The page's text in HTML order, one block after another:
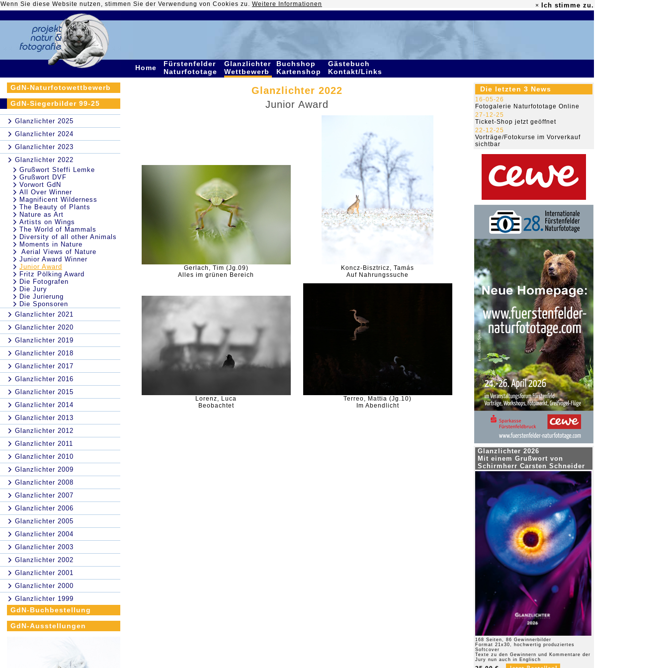
Wenn Sie diese Website nutzen, stimmen Sie der Verwendung von Cookies zu. Weitere Informationen × Ich stimme zu.
Home
Fürstenfelder
Naturfototage
Glanzlichter
Wettbewerb
Buchshop
Kartenshop
Gästebuch
Kontakt/Links
GdN-Naturfotowettbewerb
GdN-Siegerbilder 99-25
Glanzlichter 2025
Glanzlichter 2024
Glanzlichter 2023
Glanzlichter 2022
Grußwort Steffi Lemke
Grußwort DVF
Vorwort GdN
All Over Winner
Magnificent Wilderness
The Beauty of Plants
Nature as Art
Artists on Wings
The World of Mammals
Diversity of all other Animals
Moments in Nature
Aerial Views of Nature
Junior Award Winner
Junior Award
Fritz Pölking Award
Die Fotografen
Die Jury
Die Jurierung
Die Sponsoren
Glanzlichter 2021
Glanzlichter 2020
Glanzlichter 2019
Glanzlichter 2018
Glanzlichter 2017
Glanzlichter 2016
Glanzlichter 2015
Glanzlichter 2014
Glanzlichter 2013
Glanzlichter 2012
Glanzlichter 2011
Glanzlichter 2010
Glanzlichter 2009
Glanzlichter 2008
Glanzlichter 2007
Glanzlichter 2006
Glanzlichter 2005
Glanzlichter 2004
Glanzlichter 2003
Glanzlichter 2002
Glanzlichter 2001
Glanzlichter 2000
Glanzlichter 1999
GdN-Buchbestellung
GdN-Ausstellungen
Glanzlichter 2022
Junior Award
Gerlach, Tim (Jg.09)
Alles im grünen Bereich
Koncz-Bisztricz, Tamás
Auf Nahrungssuche
Lorenz, Luca
Beobachtet
Terreo, Mattia (Jg.10)
Im Abendlicht
Die letzten 3 News
16-05-26
Fotogalerie Naturfototage Online
27-12-25
Ticket-Shop jetzt geöffnet
22-12-25
Vorträge/Fotokurse im Vorverkauf
sichtbar
Glanzlichter 2026
Mit einem Grußwort von
Schirmherr Carsten Schneider
168 Seiten, 86 Gewinnerbilder
Format 21x30, hochwertig produziertes
Softcover
Texte zu den Gewinnern und Kommentare der
Jury nun auch in Englisch